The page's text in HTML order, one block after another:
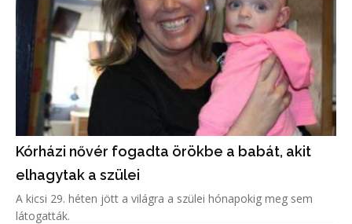
Kórházi nővér fogadta örökbe a babát, akit
elhagytak a szülei
A kicsi 29. héten jött a világra a szülei hónapokig meg sem
látogatták.